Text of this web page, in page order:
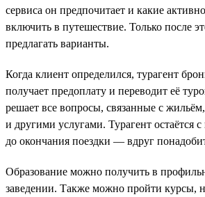
сервиса он предпочитает и какие
включить в путешествие. Только после
предлагать варианты.
Когда клиент определился, турагент
получает предоплату и переводит её
решает все вопросы, связанные с
и другими услугами. Турагент остаётся
до окончания поездки — вдруг
Образование можно получить в
заведении. Также можно пройти курсы,